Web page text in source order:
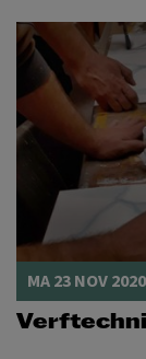
MA 23 NOV 2020